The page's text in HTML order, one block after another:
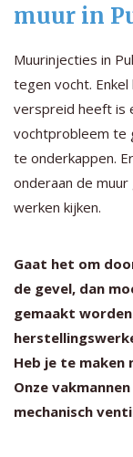
muur in
Muurinjecties in
tegen vocht.
verspreid heeft is
vochtprobleem te
te onderkappen.
onderaan de
werken kijken.
Gaat het om
de gevel, dan
gemaakt
Heb je te maken
Onze
mechanisch